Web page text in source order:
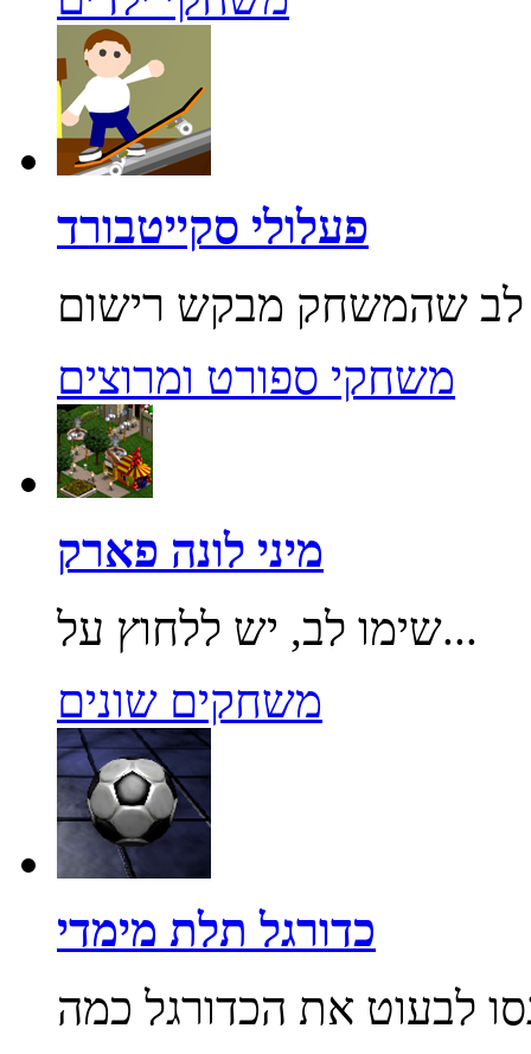
פעלולי סקייטבורד
משחקי ספורט ומרוצים
מיני לונה פארק
שימו לב, יש ללחוץ על...
משחקים שונים
כדורגל תלת מימדי